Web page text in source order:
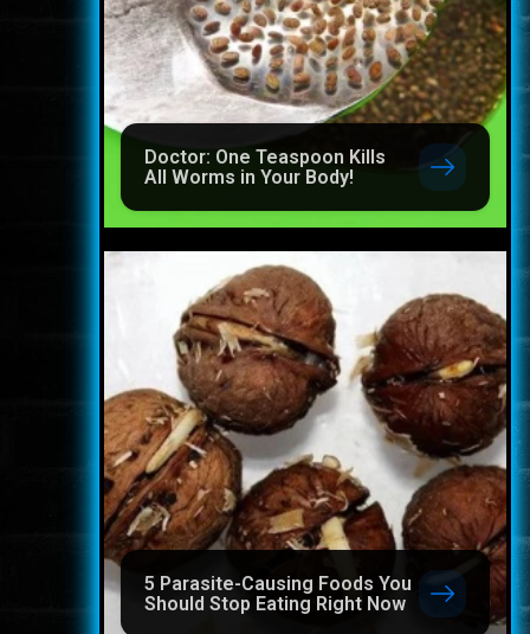
Doctor: One Teaspoon Kills
All Worms in Your Body!
5 Parasite-Causing Foods You
Should Stop Eating Right Now